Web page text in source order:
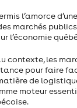
l’amorce
marchés
l’économie
contexte, les
pour faire
de
moteur